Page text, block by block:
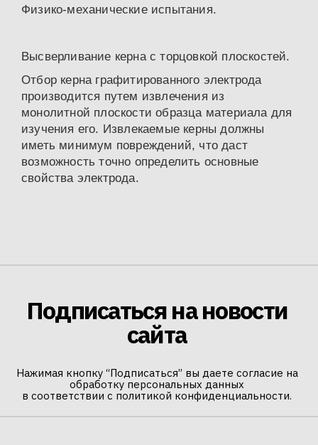
Физико-механические испытания.
Высверливание керна с торцовкой плоскостей.
Отбор керна графитированного электрода
производится путем извлечения из
монолитной плоскости образца материала для
изучения его. Извлекаемые керны должны
иметь минимум повреждений, что даст
возможность точно определить основные
свойства электрода.
Подписаться на новости
сайта
Нажимая кнопку “Подписаться” вы даете согласие на
обработку персональных данных
в соответствии с политикой конфиденциальности.